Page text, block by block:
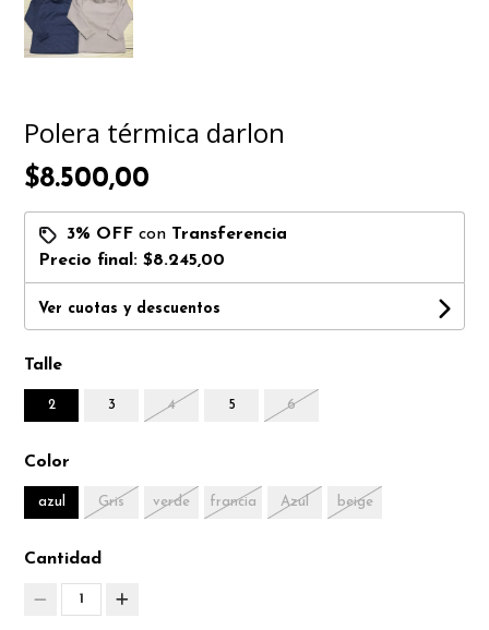
Polera térmica darlon
$8.500,00
3% OFF con Transferencia
Precio final:$8.245,00
Ver cuotas y descuentos
Talle
2 3 4 5 6
Color
azul Gris verde francia Azul beige
Cantidad
1